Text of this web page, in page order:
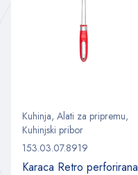
Kuhinja, Alati za pripremu,
Kuhinjski pribor
153.03.07.8919
Karaca Retro perforirana